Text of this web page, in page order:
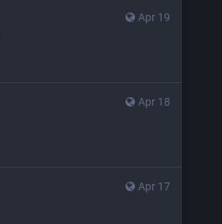
Apr 19
Apr 18
Apr 17